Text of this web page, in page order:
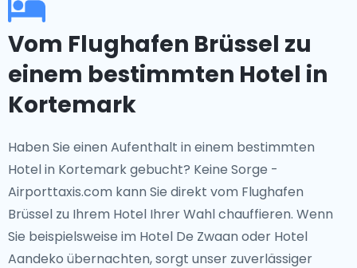
Vom Flughafen Brüssel zu
einem bestimmten Hotel in
Kortemark
Haben Sie einen Aufenthalt in einem bestimmten
Hotel in Kortemark gebucht? Keine Sorge -
Airporttaxis.com kann Sie direkt vom Flughafen
Brüssel zu Ihrem Hotel Ihrer Wahl chauffieren. Wenn
Sie beispielsweise im Hotel De Zwaan oder Hotel
Aandeko übernachten, sorgt unser zuverlässiger